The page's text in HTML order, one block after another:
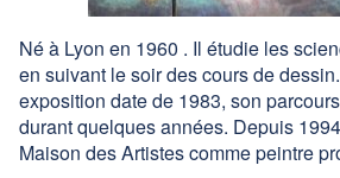
Exposer aux Granges ?
Suivre les artistes
Amis des Granges
Né à Lyon en 1960 . Il étudie les
en suivant le soir des cours de
exposition date de 1983, son
durant quelques années. Depuis
Maison des Artistes comme peintre